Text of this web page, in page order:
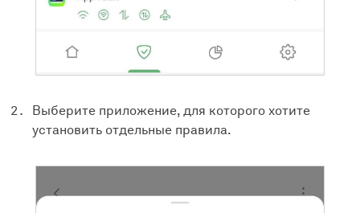
Выберите приложение, для которого хотите
установить отдельные правила.